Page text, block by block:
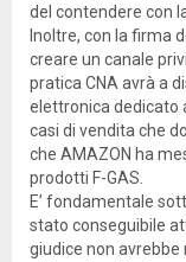
del contendere con
Inoltre, con la firma
creare un canale
pratica CNA avrà a
elettronica dedicato
casi di vendita che
che AMAZON ha
prodotti F-GAS.
E’ fondamentale
stato conseguibile
giudice non